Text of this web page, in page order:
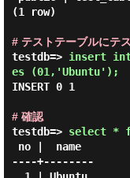
(1 row)
# テストテーブルにテ
testdb=> insert
es (01,'Ubuntu');
INSERT 0 1
# 確認
testdb=> select *
----+--------